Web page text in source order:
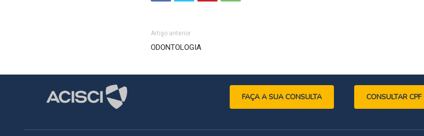
Artigo anterior
ODONTOLOGIA
FAÇA A SUA CONSULTA CONSULTAR